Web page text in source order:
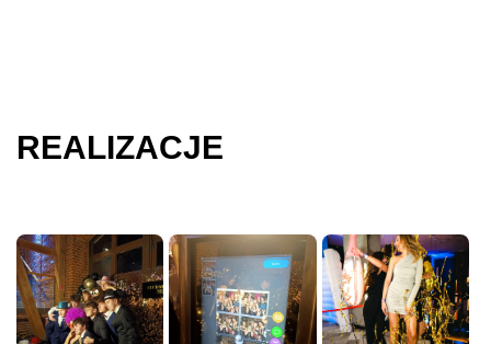
REALIZACJE